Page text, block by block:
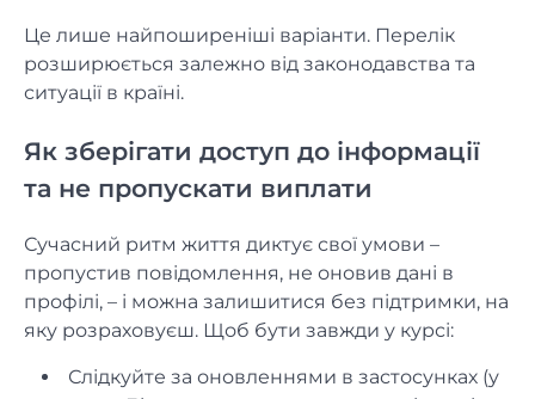
Це лише найпоширеніші варіанти. Перелік
розширюється залежно від законодавства та
ситуації в країні.
Як зберігати доступ до інформації
та не пропускати виплати
Сучасний ритм життя диктує свої умови –
пропустив повідомлення, не оновив дані в
профілі, – і можна залишитися без підтримки, на
яку розраховуєш. Щоб бути завжди у курсі:
Слідкуйте за оновленнями в застосунках (у